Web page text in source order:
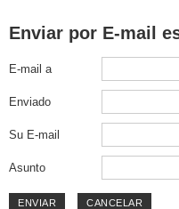
Enviar por E-mail
E-mail a
Enviado
Su E-mail
Asunto
ENVIAR CANCELAR